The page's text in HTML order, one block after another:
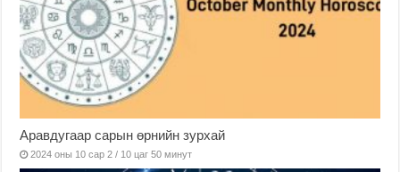
Аравдугаар сарын өрнийн зурхай
2024 оны 10 сар 2 / 10 цаг 50 минут